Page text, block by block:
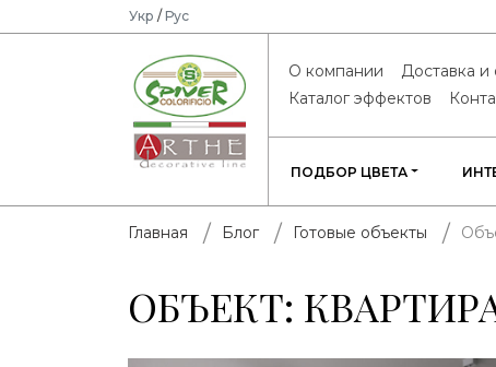
Укр / Рус
О компании Доставка и
Каталог эффектов
ПОДБОР ЦВЕТА
Главная Блог Готовые объекты
ОБЪЕКТ: